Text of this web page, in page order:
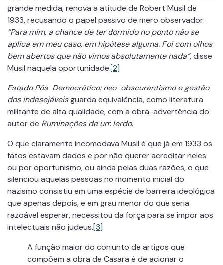
grande medida, renova a atitude de Robert Musil de
1933, recusando o papel passivo de mero observador:
“Para mim, a chance de ter dormido no ponto não se
aplica em meu caso, em hipótese alguma. Foi com olhos
bem abertos que não vimos absolutamente nada”, disse
Musil naquela oportunidade.[2]
Estado Pós-Democrático: neo-obscurantismo e gestão
dos indesejáveisguarda equivalência, como literatura
militante de alta qualidade, com a obra-advertência do
autor de Ruminações de um lerdo.
O que claramente incomodava Musil é que já em 1933 os
fatos estavam dados e por não querer acreditar neles
ou por oportunismo, ou ainda pelas duas razões, o que
silenciou aquelas pessoas no momento inicial do
nazismo consistiu em uma espécie de barreira ideológica
que apenas depois, e em grau menor do que seria
razoável esperar, necessitou da força para se impor aos
intelectuais não judeus.[3]
A função maior do conjunto de artigos que
compõem a obra de Casara é de acionar o